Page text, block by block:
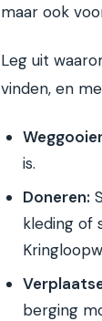
maar ook
Leg uit
vinden, en
is.
Doneren:
kleding of
berging